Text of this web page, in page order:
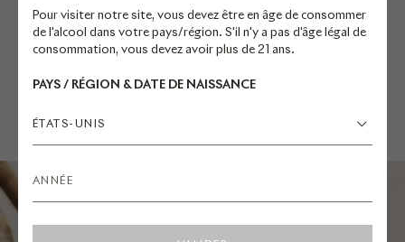
Pour visiter notre site, vous devez être en âge de consommer
de l'alcool dans votre pays/région. S'il n'y a pas d'âge légal de
consommation, vous devez avoir plus de 21 ans.
PAYS / RÉGION & DATE DE NAISSANCE
ÉTATS-UNIS
besoins des autres espèces et à ce
qu’elles peuvent nous communiquer